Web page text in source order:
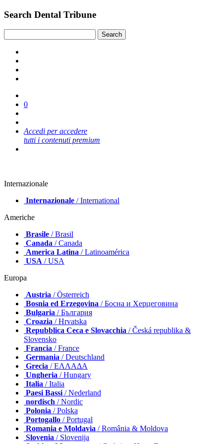
Search Dental Tribune
0
Accedi per accedere
tutti i contenuti premium
Internazionale
Internazionale / International
Americhe
Brasile / Brasil
Canada / Canada
America Latina / Latinoamérica
USA / USA
Europa
Austria / Österreich
Bosnia ed Erzegovina / Босна и Херцеговина
Bulgaria / България
Croazia / Hrvatska
Repubblica Ceca e Slovacchia / Česká republika &
Slovensko
Francia / France
Germania / Deutschland
Grecia / ΕΛΛΑΔΑ
Ungheria / Hungary
Italia / Italia
Paesi Bassi/ Nederland
nordisch / Nordic
Polonia / Polska
Portogallo / Portugal
Romania e Moldavia / România & Moldova
Slovenia / Slovenija